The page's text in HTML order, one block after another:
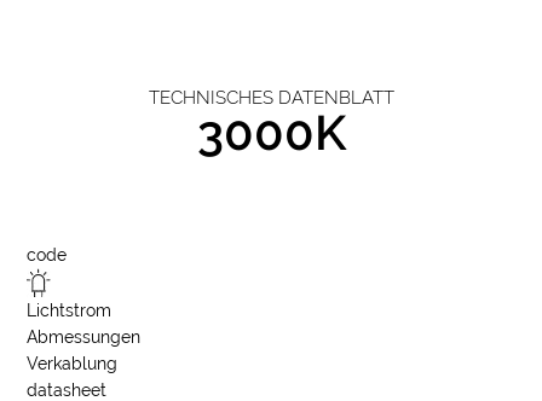
TECHNISCHES DATENBLATT
3000K
code
Lichtstrom
Abmessungen
Verkablung
datasheet